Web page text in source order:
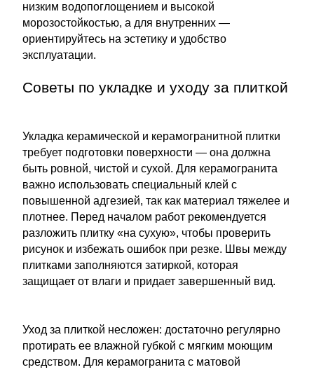
низким водопоглощением и высокой
морозостойкостью, а для внутренних —
ориентируйтесь на эстетику и удобство
эксплуатации.
Советы по укладке и уходу за плиткой
Укладка керамической и керамогранитной плитки
требует подготовки поверхности — она должна
быть ровной, чистой и сухой. Для керамогранита
важно использовать специальный клей с
повышенной адгезией, так как материал тяжелее и
плотнее. Перед началом работ рекомендуется
разложить плитку «на сухую», чтобы проверить
рисунок и избежать ошибок при резке. Швы между
плитками заполняются затиркой, которая
защищает от влаги и придает завершенный вид.
Уход за плиткой несложен: достаточно регулярно
протирать ее влажной губкой с мягким моющим
средством. Для керамогранита с матовой